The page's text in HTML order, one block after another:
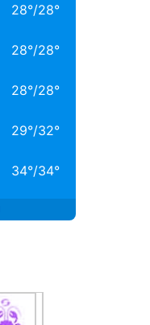
28°/28°
28°/28°
28°/28°
29°/32°
34°/34°